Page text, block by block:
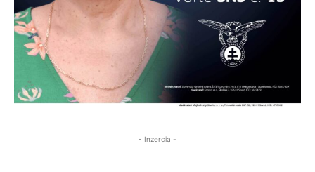
- Inzercia -